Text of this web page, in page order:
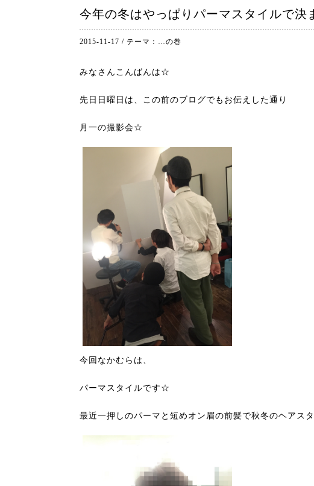
今年の冬はやっぱりパーマスタイルで
2015-11-17 / テーマ： …の巻
みなさんこんばんは☆
先日日曜日は、この前のブログでもお伝えした通り
月一の撮影会☆
今回なかむらは、
パーマスタイルです☆
最近一押しのパーマと短めオン眉の前髪で秋冬のヘアス